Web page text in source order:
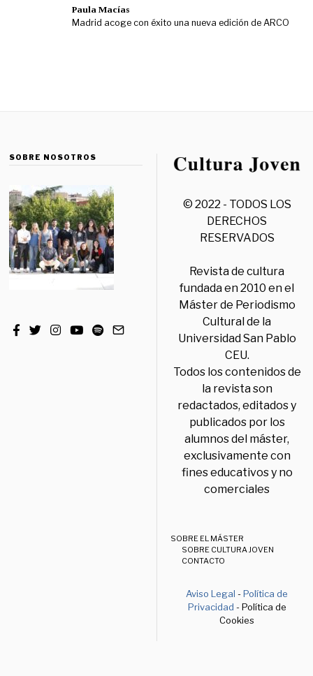
Paula Macías
Madrid acoge con éxito una nueva edición de ARCO
SOBRE NOSOTROS
© 2022 - TODOS LOS
DERECHOS
RESERVADOS
Revista de cultura
fundada en 2010 en el
Máster de Periodismo
Cultural de la
Universidad San Pablo
CEU.
Todos los contenidos de
la revista son
redactados, editados y
publicados por los
alumnos del máster,
exclusivamente con
fines educativos y no
comerciales
SOBRE EL MÁSTER
SOBRE CULTURA JOVEN
CONTACTO
Aviso Legal -Política de
Privacidad - Política de
Cookies